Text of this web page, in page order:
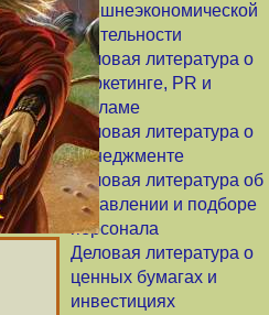
внешнеэкономической
деятельности
Деловая литература о
маркетинге, PR и
рекламе
Деловая литература о
менеджменте
Деловая литература об
управлении и подборе
персонала
Деловая литература о
ценных бумагах и
инвестициях